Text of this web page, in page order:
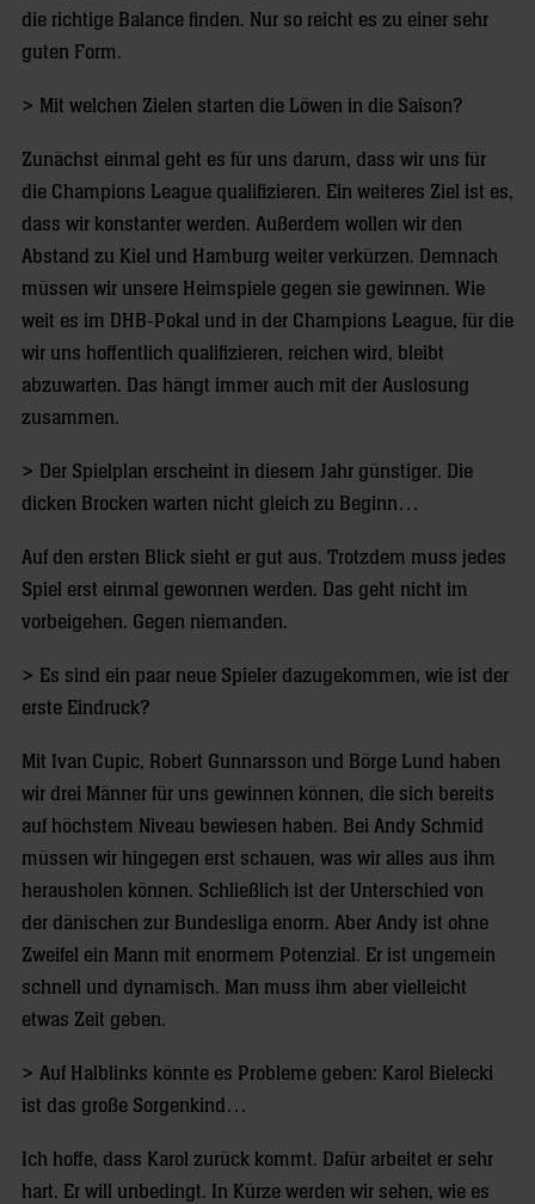
die richtige Balance finden. Nur so reicht es zu einer sehr
guten Form.
> Mit welchen Zielen starten die Löwen in die Saison?
Zunächst einmal geht es für uns darum, dass wir uns für
die Champions League qualifizieren. Ein weiteres Ziel ist es,
dass wir konstanter werden. Außerdem wollen wir den
Abstand zu Kiel und Hamburg weiter verkürzen. Demnach
müssen wir unsere Heimspiele gegen sie gewinnen. Wie
weit es im DHB-Pokal und in der Champions League, für die
wir uns hoffentlich qualifizieren, reichen wird, bleibt
abzuwarten. Das hängt immer auch mit der Auslosung
zusammen.
> Der Spielplan erscheint in diesem Jahr günstiger. Die
dicken Brocken warten nicht gleich zu Beginn…
Auf den ersten Blick sieht er gut aus. Trotzdem muss jedes
Spiel erst einmal gewonnen werden. Das geht nicht im
vorbeigehen. Gegen niemanden.
> Es sind ein paar neue Spieler dazugekommen, wie ist der
erste Eindruck?
Mit Ivan Cupic, Robert Gunnarsson und Börge Lund haben
wir drei Männer für uns gewinnen können, die sich bereits
auf höchstem Niveau bewiesen haben. Bei Andy Schmid
müssen wir hingegen erst schauen, was wir alles aus ihm
herausholen können. Schließlich ist der Unterschied von
der dänischen zur Bundesliga enorm. Aber Andy ist ohne
Zweifel ein Mann mit enormem Potenzial. Er ist ungemein
schnell und dynamisch. Man muss ihm aber vielleicht
etwas Zeit geben.
> Auf Halblinks könnte es Probleme geben: Karol Bielecki
ist das große Sorgenkind…
Ich hoffe, dass Karol zurück kommt. Dafür arbeitet er sehr
hart. Er will unbedingt. In Kürze werden wir sehen, wie es